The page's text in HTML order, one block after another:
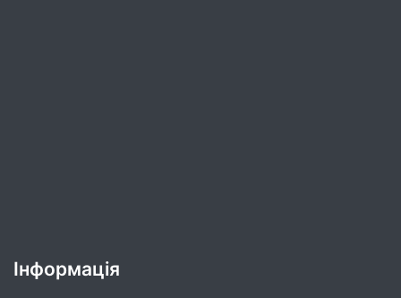
Інформація